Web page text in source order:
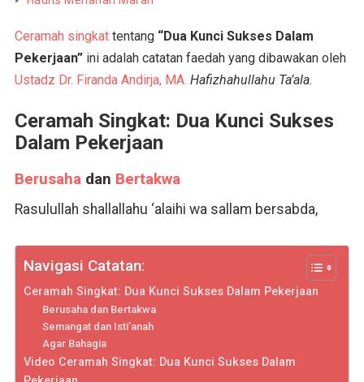
Ceramah singkattentang “Dua Kunci Sukses Dalam
Pekerjaan”ini adalah catatan faedah yang dibawakan oleh
Ustadz Dr. Firanda Andirja, MA. Hafizhahullahu Ta’ala.
Ceramah Singkat: Dua Kunci Sukses
Dalam Pekerjaan
Berusahadan Bertakwa
Rasulullah shallallahu ‘alaihi wa sallam bersabda,
Navigasi Catatan:
Ceramah Singkat: Dua Kunci Sukses Dalam Pekerjaan
Berusaha dan Bertakwa
Semangat dan Isti’anah
Agar Bahagia
Video Ceramah Singkat: Dua Kunci Sukses Dalam